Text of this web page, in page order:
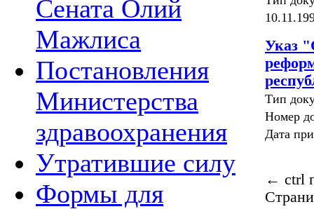
Сената Олий
Мажлиса
Постановления
Министерства
здравоохранения
Утратившие силу
Формы для
Указ
Тип
Номер
Дата
← ctrl